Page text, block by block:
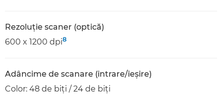
Rezoluţie scaner (optică)
600 x 1200 dpi8
Adâncime de scanare (intrare/ieşire)
Color: 48 de biţi / 24 de biţi